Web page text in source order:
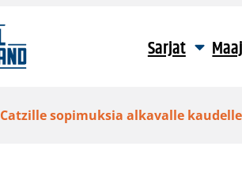
Sarjat
Catzille sopimuksia alkavalle kaudelle